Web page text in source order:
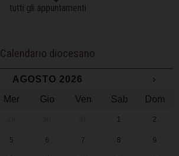
tutti gli appuntamenti
Calendario diocesano
AGOSTO 2026
›
Mer Gio Ven Sab Dom
1 2
5 6 7 8 9